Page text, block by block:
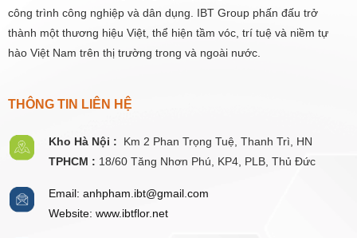
công trình công nghiệp và dân dụng. IBT Group phấn đấu trở
thành một thương hiệu Việt, thể hiện tầm vóc, trí tuệ và niềm tự
hào Việt Nam trên thị trường trong và ngoài nước.
THÔNG TIN LIÊN HỆ
Kho Hà Nội : Km 2 Phan Trọng Tuệ, Thanh Trì, HN
TPHCM : 18/60 Tăng Nhơn Phú, KP4, PLB, Thủ Đức
Email: anhpham.ibt@gmail.com
Website: www.ibtflor.net